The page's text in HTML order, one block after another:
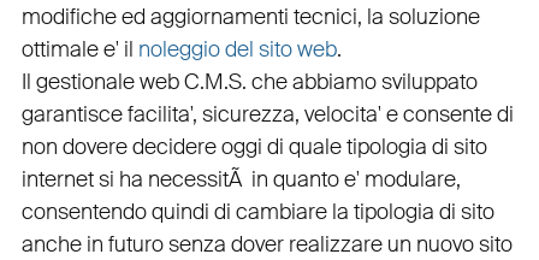
modifiche ed aggiornamenti tecnici, la soluzione
ottimale e' il noleggio del sito web.
Il gestionale web C.M.S. che abbiamo sviluppato
garantiscefacilita', sicurezza, velocita' e consente di
non dovere decidere oggi di quale tipologia di sito
internet si ha necessitÃ in quanto e' modulare,
consentendo quindi di cambiare la tipologia di sito
anche in futuro senza dover realizzare un nuovo sito